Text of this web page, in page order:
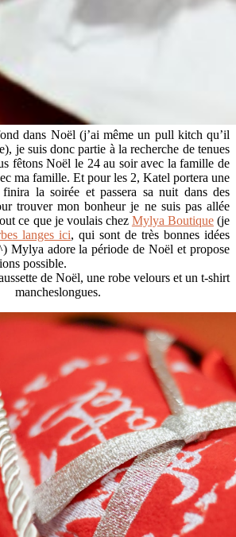
dans Noël (j’ai même un pull kitch qu’il
je suis donc partie à la recherche de tenues
fêtons Noël le 24 au soir avec la famille de
ma famille. Et pour les 2, Katel portera une
la soirée et passera sa nuit dans des
trouver mon bonheur je ne suis pas allée
ce que je voulais chez Mylya Boutique(je
langes ici, qui sont de très bonnes idées
Mylya adore la période de Noël et propose
possible.
de Noël, une robe velours et un t-shirt
mancheslongues.